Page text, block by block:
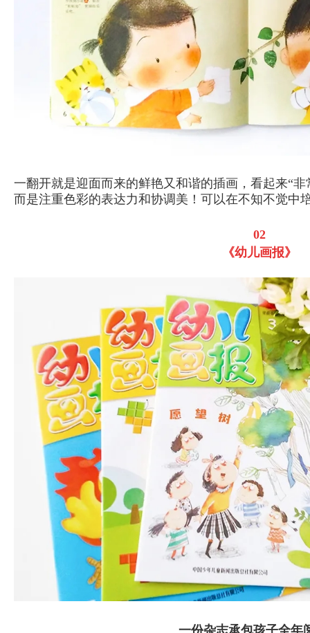
一翻开就是迎面而来的鲜艳又和谐的插画，看起来“
而是注重色彩的表达力和协调美！可以在不知不觉中
02
《幼儿画报》
一份杂志承包孩子全年